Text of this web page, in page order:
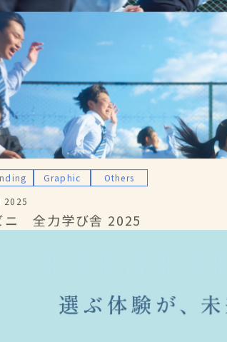
Graphic
Others
2025
ニ 全力学び舎 2025